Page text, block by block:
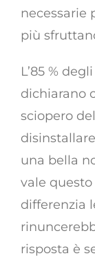
necessarie
più
L’85 %
dichiarano
sciopero
una bella
vale
differenzia
risposta è